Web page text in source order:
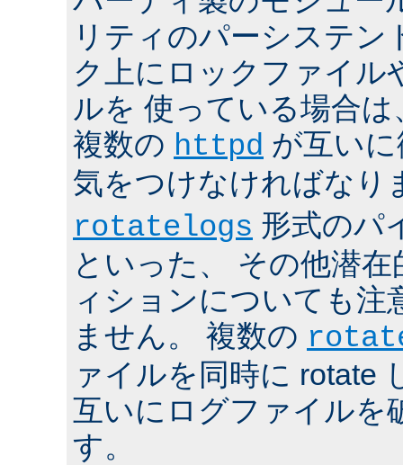
リティのパーシステン
ク上にロックファイル
ルを 使っている場合
複数の httpd が互い
気をつけなければなり
rotatelogs 形式のパ
といった、 その他潜
ィションについても注
ません。 複数の
ァイルを同時に rotate
互いにログファイルを
す。